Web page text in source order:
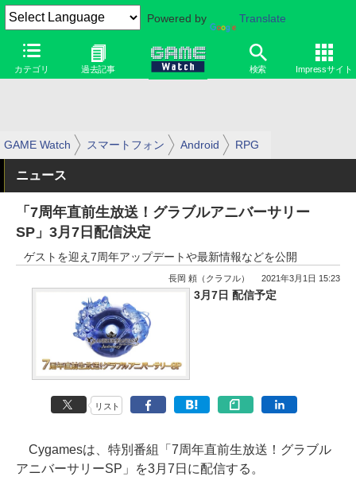
Powered by Translate
カテゴリ 過去記事 検索 Impressサイト
GAME Watch スマートフォン Android RPG
ニュース
「7周年直前生放送！グラブルアニバーサリー
SP」3月7日配信決定
ゲストを迎え7周年アップデートや最新情報などを公開
長岡 頼（クラフル） 2021年3月1日 15:23
3月7日 配信予定
リスト
Cygamesは、特別番組「7周年直前生放送！グラブル
アニバーサリーSP」を3月7日に配信する。